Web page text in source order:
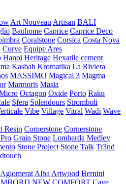
Art Nouveau Artisan BALI
Bauhome Caprice Caprice Deco
Coralstone Corsica Costa Nova
Curve Equipe Ares
Hanoi Heritage Hexatile cement
Kasbah Kromatika La Riviera
MASSIMO Magical 3 Magma
Marmoris Masia
Octagon Oxide Porto Raku
Sfera Splendours Stromboli
Vibe Village Vitral Wadi Wave
Resin Cornerstone Cornerstone
Grain Stone Lombarda Medley
Stone Project Stone Talk Tr3nd
Aglomerat Alba Artwood Bernini